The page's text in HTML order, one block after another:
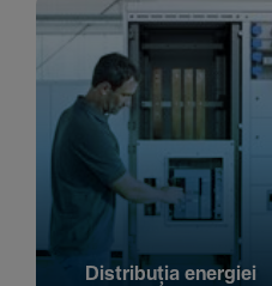
Distribuția energiei